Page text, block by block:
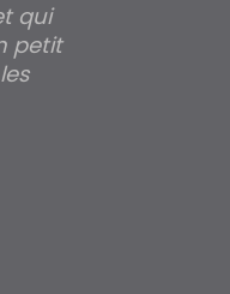
qui
petit